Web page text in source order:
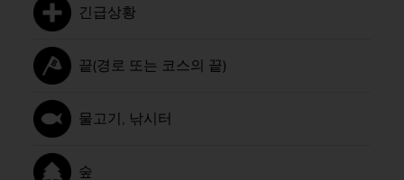
긴급상황
끝(경로 또는 코스의 끝)
물고기, 낚시터
숲